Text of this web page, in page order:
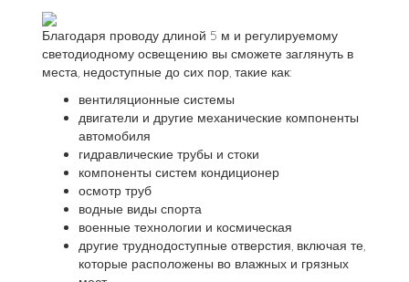
Благодаря проводу длиной 5 м и регулируемому
светодиодному освещению вы сможете заглянуть в
места, недоступные до сих пор, такие как:
вентиляционные системы
двигатели и другие механические компоненты
автомобиля
гидравлические трубы и стоки
компоненты систем кондиционер
осмотр труб
водные виды спорта
военные технологии и космическая
другие труднодоступные отверстия, включая те,
которые расположены во влажных и грязных